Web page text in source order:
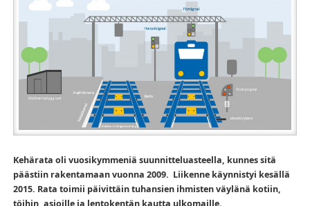
Kehärata oli vuosikymmeniä suunnitteluasteella, kunnes sitä
päästiin rakentamaan vuonna 2009. Liikenne käynnistyi kesällä
2015. Rata toimii päivittäin tuhansien ihmisten väylänä kotiin,
töihin, asioille ja lentokentän kautta ulkomaille.